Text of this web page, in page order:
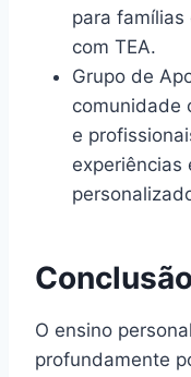
para
com TEA.
Grupo de
comunidade
e
experiências
Conclusão
O ensino
profundamente